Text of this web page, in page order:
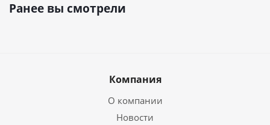
Ранее вы смотрели
Компания
О компании
Новости